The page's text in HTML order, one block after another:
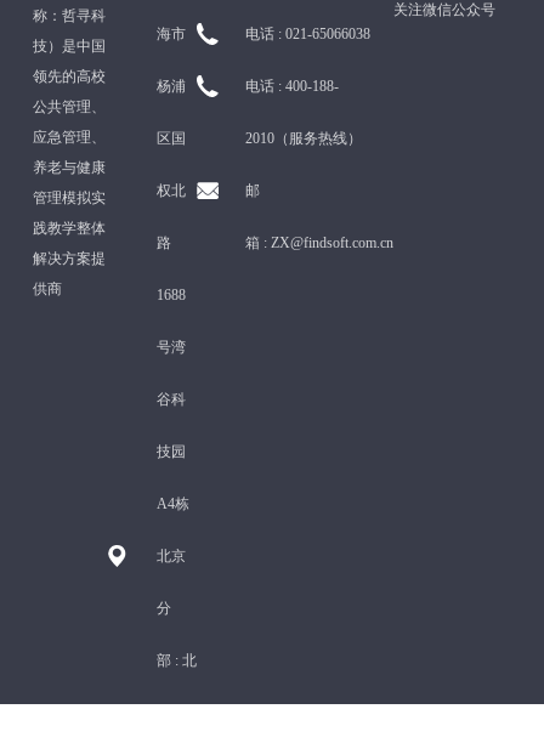
称：哲寻科
技）是中国
领先的高校
公共管理、
应急管理、
养老与健康
管理模拟实
践教学整体
解决方案提
供商
海市
杨浦
区国
权北
路
1688
号湾
谷科
技园
A4栋
北京
分
部 : 北
电话 : 021-65066038
电话 : 400-188-
2010（服务热线）
邮
箱 : ZX@findsoft.com.cn
关注微信公众号